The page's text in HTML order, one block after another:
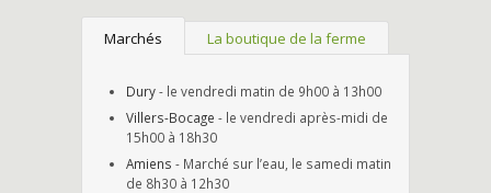
Marchés La boutique de la ferme
Dury- le vendredi matin de 9h00 à 13h00
Villers-Bocage - le vendredi après-midi de
15h00 à 18h30
Amiens - Marché sur l’eau, le samedi matin
de 8h30 à 12h30